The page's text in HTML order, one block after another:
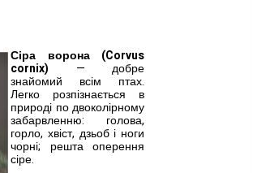
Сіра ворона (Corvus
cornix) — добре
знайомий всім птах.
Легко розпізнається в
природі по двоколірному
забарвлен­ню: голова,
горло, хвіст, дзьоб і ноги
чорні; решта оперення
сіре.